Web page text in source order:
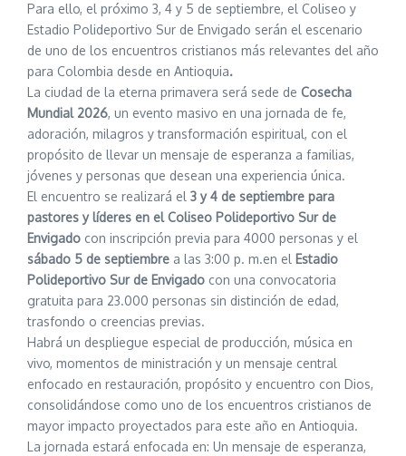
Para ello, el próximo 3, 4 y 5 de septiembre, el Coliseo y
Estadio Polideportivo Sur de Envigado serán el escenario
de uno de los encuentros cristianos más relevantes del año
para Colombia desde en Antioquia.
La ciudad de la eterna primavera será sede de Cosecha
Mundial 2026, un evento masivo en una jornada de fe,
adoración, milagros y transformación espiritual, con el
propósito de llevar un mensaje de esperanza a familias,
jóvenes y personas que desean una experiencia única.
El encuentro se realizará el 3 y 4 de septiembre para
pastores y líderes en el Coliseo Polideportivo Sur de
Envigado con inscripción previa para 4000 personas y el
sábado 5 de septiembre a las 3:00 p. m.en el Estadio
Polideportivo Sur de Envigado con una convocatoria
gratuita para 23.000 personas sin distinción de edad,
trasfondo o creencias previas.
Habrá un despliegue especial de producción, música en
vivo, momentos de ministración y un mensaje central
enfocado en restauración, propósito y encuentro con Dios,
consolidándose como uno de los encuentros cristianos de
mayor impacto proyectados para este año en Antioquia.
La jornada estará enfocada en: Un mensaje de esperanza,